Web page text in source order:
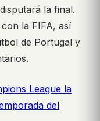
la final.
la FIFA, así
de Portugal y
League la
del